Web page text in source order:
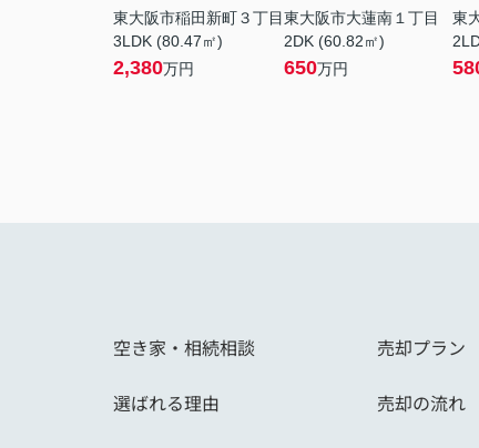
東大阪市稲田新町３丁目
3LDK (80.47㎡)
2,380万円
東大阪市大蓮南１丁目
2DK (60.82㎡)
650万円
東
空き家・相続相談 売却プラン
選ばれる理由 売却の流れ